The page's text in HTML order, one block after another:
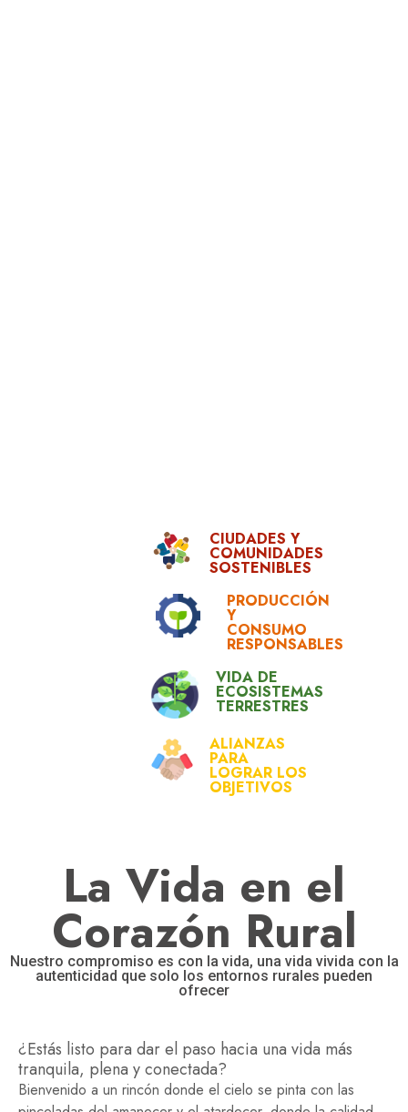
CIUDADES Y
COMUNIDADES
SOSTENIBLES
PRODUCCIÓN
Y
CONSUMO
RESPONSABLES
VIDA DE
ECOSISTEMAS
TERRESTRES
ALIANZAS
PARA
LOGRAR LOS
OBJETIVOS
La Vida en el
Corazón Rural
Nuestro compromiso es con la vida, una vida vivida con la
autenticidad que solo los entornos rurales pueden
ofrecer
¿Estás listo para dar el paso hacia una vida más
tranquila, plena y conectada?
Bienvenido a un rincón donde el cielo se pinta con las